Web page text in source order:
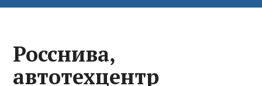
Росснива,
автотехцентр